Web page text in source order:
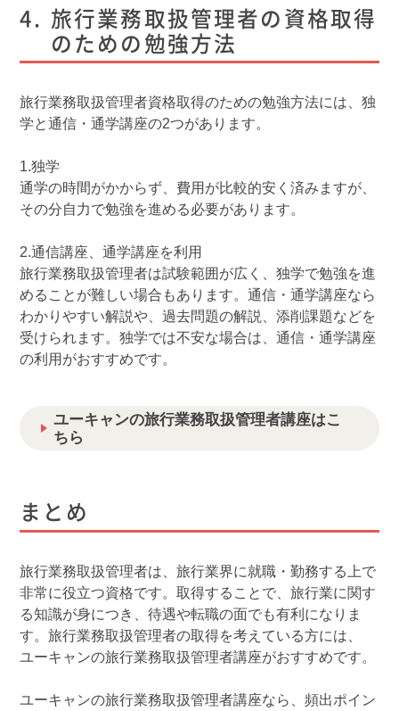
旅行業務取扱管理者の資格取得
のための勉強方法
旅行業務取扱管理者資格取得のための勉強方法には、独
学と通信・通学講座の2つがあります。
1.独学
通学の時間がかからず、費用が比較的安く済みますが、
その分自力で勉強を進める必要があります。
2.通信講座、通学講座を利用
旅行業務取扱管理者は試験範囲が広く、独学で勉強を進
めることが難しい場合もあります。通信・通学講座なら
わかりやすい解説や、過去問題の解説、添削課題などを
受けられます。独学では不安な場合は、通信・通学講座
の利用がおすすめです。
ユーキャンの旅行業務取扱管理者講座はこ
ちら
まとめ
旅行業務取扱管理者は、旅行業界に就職・勤務する上で
非常に役立つ資格です。取得することで、旅行業に関す
る知識が身につき、待遇や転職の面でも有利になりま
す。旅行業務取扱管理者の取得を考えている方には、
ユーキャンの旅行業務取扱管理者講座がおすすめです。
ユーキャンの旅行業務取扱管理者講座なら、頻出ポイン